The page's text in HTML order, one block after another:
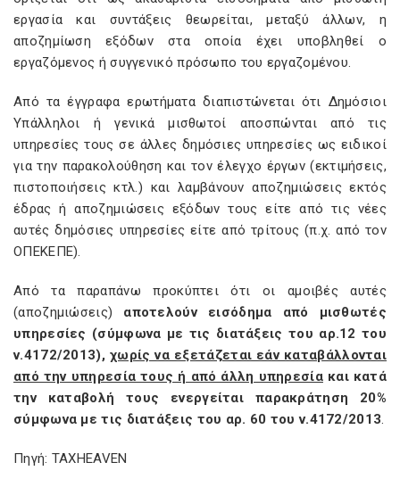
εργασία και συντάξεις θεωρείται, μεταξύ άλλων, η
αποζημίωση εξόδων στα οποία έχει υποβληθεί ο
εργαζόμενος ή συγγενικό πρόσωπο του εργαζομένου.
Από τα έγγραφα ερωτήματα διαπιστώνεται ότι Δημόσιοι
Υπάλληλοι ή γενικά μισθωτοί αποσπώνται από τις
υπηρεσίες τους σε άλλες δημόσιες υπηρεσίες ως ειδικοί
για την παρακολούθηση και τον έλεγχο έργων (εκτιμήσεις,
πιστοποιήσεις κτλ.) και λαμβάνουν αποζημιώσεις εκτός
έδρας ή αποζημιώσεις εξόδων τους είτε από τις νέες
αυτές δημόσιες υπηρεσίες είτε από τρίτους (π.χ. από τον
ΟΠΕΚΕΠΕ).
Από τα παραπάνω προκύπτει ότι οι αμοιβές αυτές
(αποζημιώσεις) αποτελούν εισόδημα από μισθωτές
υπηρεσίες (σύμφωνα με τις διατάξεις του αρ.12 του
ν.4172/2013), χωρίς να εξετάζεται εάν καταβάλλονται
από την υπηρεσία τους ή από άλλη υπηρεσίακαι κατά
την καταβολή τους ενεργείται παρακράτηση 20%
σύμφωνα με τις διατάξεις του αρ. 60 του ν.4172/2013.
Πηγή: TAXHEAVEN